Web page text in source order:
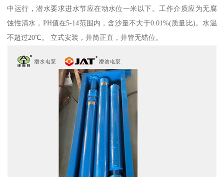
中运行，潜水要求进水节应在动水位一米以下。工作介质应为无腐
蚀性清水，PH值在5-14范围内，含沙量不大于0.01%(质量比)。水温
不超过20℃。 立式安装，井筒正直，井管无错位。